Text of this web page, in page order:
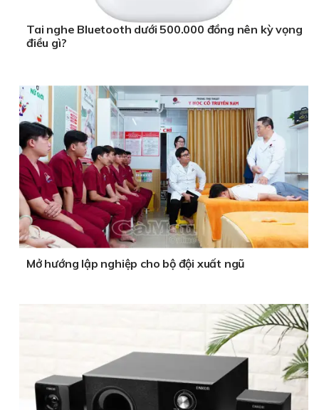
Tai nghe Bluetooth dưới 500.000 đồng nên kỳ vọng
điều gì?
Mở hướng lập nghiệp cho bộ đội xuất ngũ